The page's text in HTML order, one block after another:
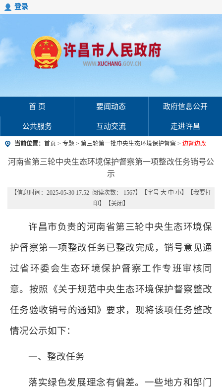
登录
首 页 要闻动态 政府信息公开
公共服务 互动交流 走进许昌
当前位置： 首页 > 专题 > 第三轮第一批中央生态环境保护督察 > 边督边改
河南省第三轮中央生态环境保护督察第一项整改任务销号公
示
【信息时间：2025-05-30 17:52 阅读次数： 1567】【字号 大 中 小】【我要打
印】【关闭 】
许昌市负责的河南省第三轮中央生态环境保
护督察第一项整改任务已整改完成，销号意见通
过省环委会生态环境保护督察工作专班审核同
意。按照《关于规范中央生态环境保护督察整改
任务验收销号的通知》要求，现将该项任务整改
情况公示如下：
一、整改任务
落实绿色发展理念有偏差。一些地方和部门